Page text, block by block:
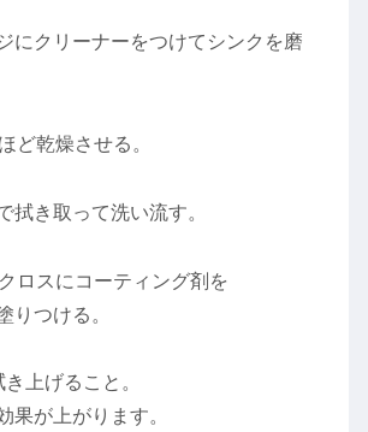
にクリーナーをつけてシンクを磨
ど乾燥させる。
拭き取って洗い流す。
ロスにコーティング剤を
りつける。
上げること。
果が上がります。